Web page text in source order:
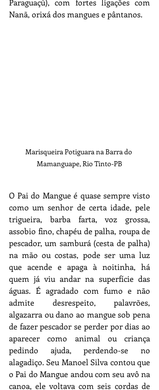
Paraguaçú), com fortes ligações com
Nanã, orixá dos mangues e pântanos.
Marisqueira Potiguara na Barra do
Mamanguape, Rio Tinto-PB
O Pai do Mangue é quase sempre visto
como um senhor de certa idade, pele
trigueira, barba farta, voz grossa,
assobio fino, chapéu de palha, roupa de
pescador, um samburá (cesta de palha)
na mão ou costas, pode ser uma luz
que acende e apaga à noitinha, há
quem já viu andar na superfície das
águas. É agradado com fumo e não
admite desrespeito, palavrões,
algazarra ou dano ao mangue sob pena
de fazer pescador se perder por dias ao
aparecer como animal ou criança
pedindo ajuda, perdendo-se no
alagadiço. Seu Manoel Silva contou que
o Pai do Mangue andou com seu avô na
canoa, ele voltava com seis cordas de